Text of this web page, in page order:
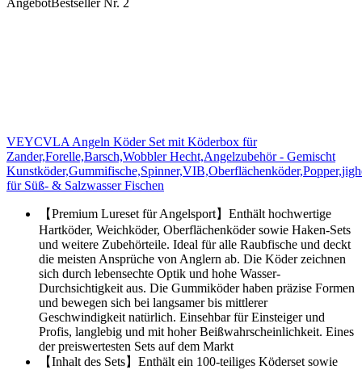
AngebotBestseller Nr. 2
VEYCVLA Angeln Köder Set mit Köderbox für
Zander,Forelle,Barsch,Wobbler Hecht,Angelzubehör - Gemischt
für Süß- & Salzwasser Fischen
【Premium Lureset für Angelsport】Enthält hochwertige
Hartköder, Weichköder, Oberflächenköder sowie Haken-Sets
und weitere Zubehörteile. Ideal für alle Raubfische und deckt
die meisten Ansprüche von Anglern ab. Die Köder zeichnen
sich durch lebensechte Optik und hohe Wasser-
Durchsichtigkeit aus. Die Gummiköder haben präzise Formen
und bewegen sich bei langsamer bis mittlerer
Geschwindigkeit natürlich. Einsehbar für Einsteiger und
Profis, langlebig und mit hoher Beißwahrscheinlichkeit. Eines
der preiswertesten Sets auf dem Markt
【Inhalt des Sets】Enthält ein 100-teiliges Köderset sowie